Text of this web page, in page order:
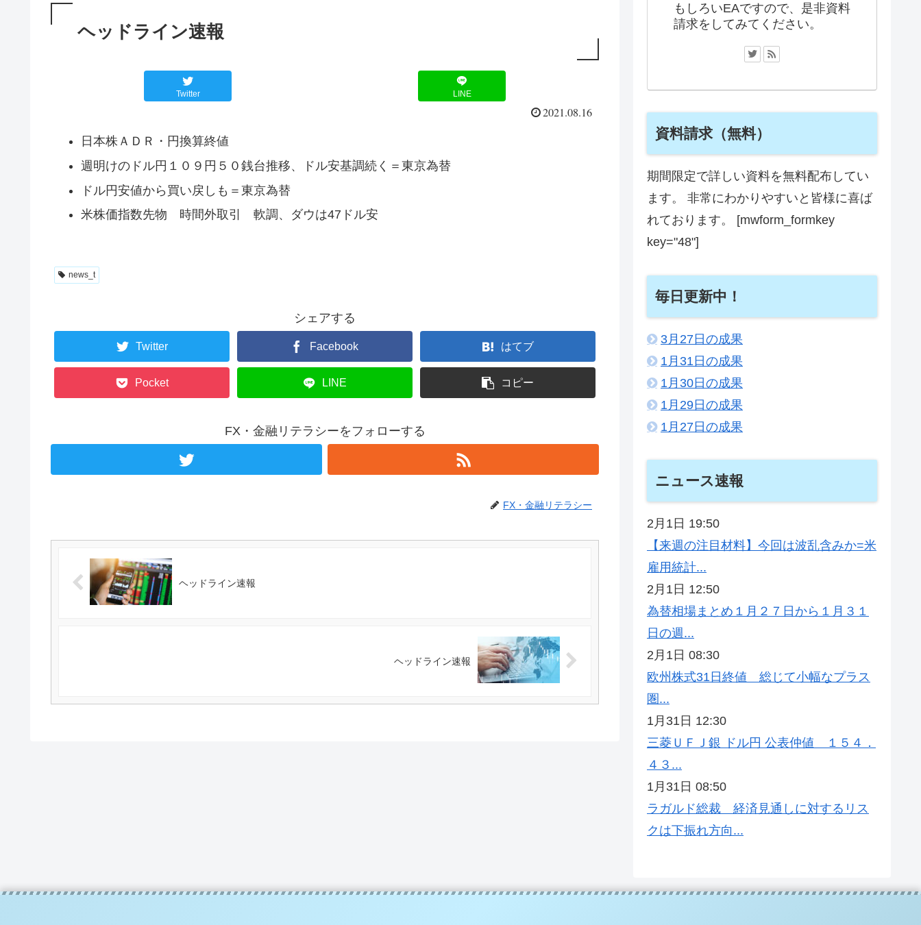
ヘッドライン速報
Twitter LINE
2021.08.16
日本株ＡＤＲ・円換算終値
週明けのドル円１０９円５０銭台推移、ドル安基調続く＝東京為替
ドル円安値から買い戻しも＝東京為替
米株価指数先物 時間外取引 軟調、ダウは47ドル安
news_t
シェアする
Twitter Facebook はてブ
Pocket LINE コピー
FX・金融リテラシーをフォローする
FX・金融リテラシー
ヘッドライン速報
ヘッドライン速報
もしろいEAですので、是非資料
請求をしてみてください。
資料請求（無料）
期間限定で詳しい資料を無料配布してい
ます。 非常にわかりやすいと皆様に喜ば
れております。 [mwform_formkey
key="48"]
毎日更新中！
3月27日の成果
1月31日の成果
1月30日の成果
1月29日の成果
1月27日の成果
ニュース速報
2月1日 19:50
【来週の注目材料】今回は波乱含みか=米
雇用統計...
2月1日 12:50
為替相場まとめ１月２７日から１月３１
日の週...
2月1日 08:30
欧州株式31日終値 総じて小幅なプラス
圏...
1月31日 12:30
三菱ＵＦＪ銀 ドル円 公表仲値 １５４．
４３...
1月31日 08:50
ラガルド総裁 経済見通しに対するリス
クは下振れ方向...